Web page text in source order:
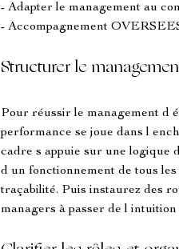
- Adapter le management au
- Accompagnement
Structurer le
Pour réussir le management d
performance se joue dans l
cadre s appuie sur une logique
d un fonctionnement de tous les
traçabilité. Puis instaurez des
managers à passer de l